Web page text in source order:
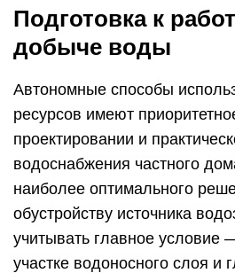
Подготовка к
добыче воды
Автономные способы
ресурсов имеют
проектировании и
водоснабжения частного
наиболее оптимального
обустройству источника
учитывать главное условие
участке водоносного слоя и